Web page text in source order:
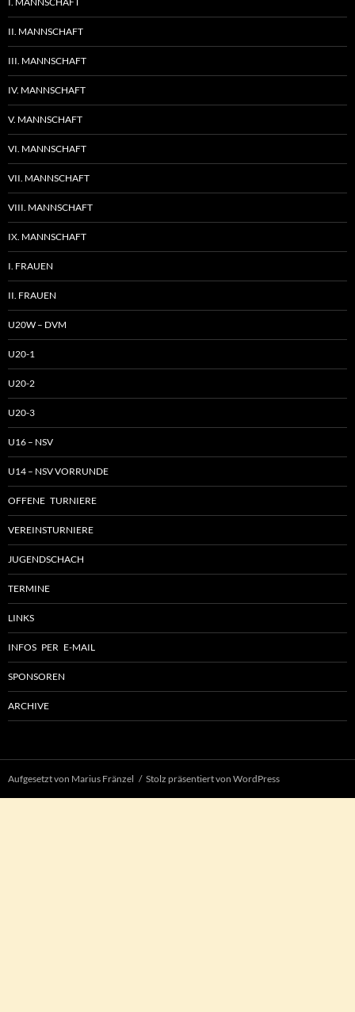
II. MANNSCHAFT
III. MANNSCHAFT
IV. MANNSCHAFT
V. MANNSCHAFT
VI. MANNSCHAFT
VII. MANNSCHAFT
VIII. MANNSCHAFT
IX. MANNSCHAFT
I. FRAUEN
II. FRAUEN
U20W – DVM
U20-1
U20-2
U20-3
U16 – NSV
U14 – NSV VORRUNDE
OFFENE TURNIERE
VEREINSTURNIERE
JUGENDSCHACH
TERMINE
LINKS
INFOS PER E-MAIL
SPONSOREN
ARCHIVE
Aufgesetzt von Marius Fränzel Stolz präsentiert von WordPress